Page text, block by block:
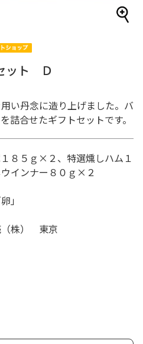
ット Ｄ
い丹念に造り上げました。バ
詰合せたギフトセットです。
８５ｇ×２、特選燻しハム１
ウインナー８０ｇ×２
」
（株） 東京